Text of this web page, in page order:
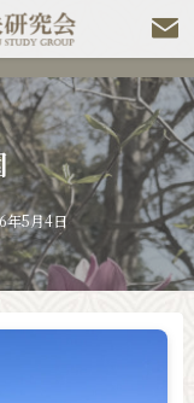
年5月4日